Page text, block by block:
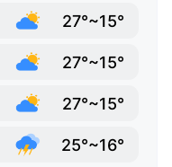
27°~15°
27°~15°
27°~15°
25°~16°